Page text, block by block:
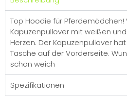
Top Hoodie für
Kapuzenpullover mit weißen
Herzen. Der Kapuzenpullover
Tasche auf der Vorderseite.
schön weich
Spezifikationen